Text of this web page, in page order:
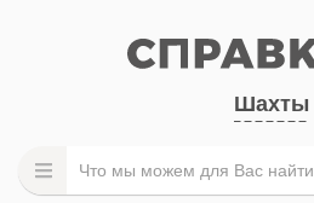
Шахты